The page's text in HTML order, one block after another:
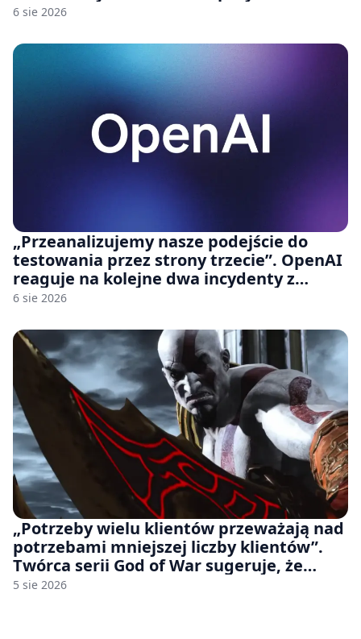
6 sie 2026
„Przeanalizujemy nasze podejście do
testowania przez strony trzecie”. OpenAI
reaguje na kolejne dwa incydenty z
udziałem autorskich modeli
6 sie 2026
„Potrzeby wielu klientów przeważają nad
potrzebami mniejszej liczby klientów”.
Twórca serii God of War sugeruje, że
rozumie, dlaczego Sony rezygnuje z gier
5 sie 2026